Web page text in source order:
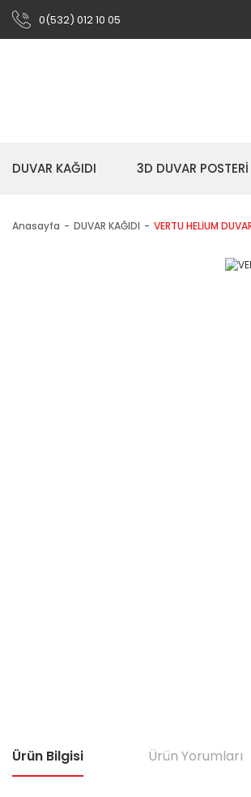
0(532) 012 10 05
DUVAR KAĞIDI 3D DUVAR POSTERİ
Anasayfa DUVAR KAĞIDI VERTU HELİUM
Ürün Bilgisi Ürün Yorumları